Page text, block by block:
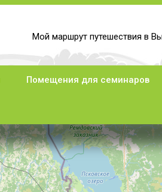
Мой маршрут путешествия в
Помещения для семинаров